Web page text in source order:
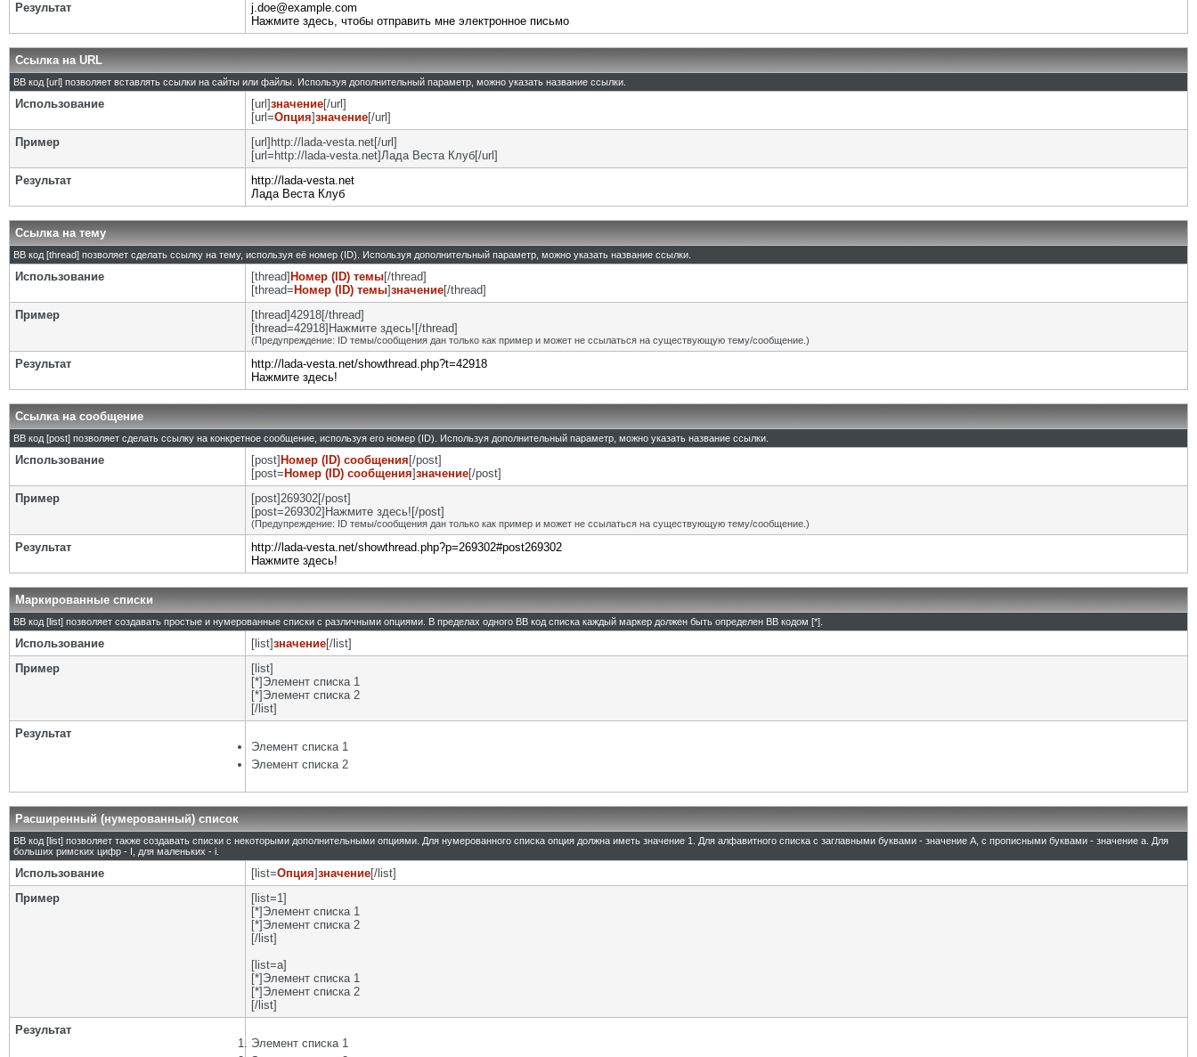
Результат
j.doe@example.com
Нажмите здесь, чтобы отправить мне электронное письмо
Ссылка на URL
BB код [url] позволяет вставлять ссылки на сайты или файлы. Используя дополнительный параметр, можно указать название ссылки.
Использование [url]значение[/url]
[url=Опция]значение[/url]
Пример
[url]http://lada-vesta.net[/url]
[url=http://lada-vesta.net]Лада Веста Клуб[/url]
Результат
http://lada-vesta.net
Лада Веста Клуб
Ссылка на тему
BB код [thread] позволяет сделать ссылку на тему, используя её номер (ID). Используя дополнительный параметр, можно указать название ссылки.
Использование [thread] Номер (ID) темы[/thread]
[thread= Номер (ID) темы]значение[/thread]
Пример
[thread]42918[/thread]
[thread=42918]Нажмите здесь![/thread]
(Предупреждение: ID темы/сообщения дан только как пример и может не ссылаться на существующую тему/сообщение.)
Результат
http://lada-vesta.net/showthread.php?t=42918
Нажмите здесь!
Ссылка на сообщение
BB код [post] позволяет сделать ссылку на конкретное сообщение, используя его номер (ID). Используя дополнительный параметр, можно указать название ссылки.
Использование [post] Номер (ID) сообщения [/post]
[post= Номер (ID) сообщения]значение[/post]
Пример
[post]269302[/post]
[post=269302]Нажмите здесь![/post]
(Предупреждение: ID темы/сообщения дан только как пример и может не ссылаться на существующую тему/сообщение.)
Результат
http://lada-vesta.net/showthread.php?p=269302#post269302
Нажмите здесь!
Маркированные списки
BB код [list] позволяет создавать простые и нумерованные списки с различными опциями. В пределах одного BB код списка каждый маркер должен быть определен BB кодом [*].
Использование [list]значение[/list]
Пример
[list]
[*]Элемент списка 1
[*]Элемент списка 2
[/list]
Результат
Элемент списка 1
Элемент списка 2
Расширенный (нумерованный) список
BB код [list] позволяет также создавать списки с некоторыми дополнительными опциями. Для нумерованного списка опция должна иметь значение 1. Для алфавитного списка с заглавными буквами - значение A, с прописными буквами - значение а. Для
больших римских цифр - I, для маленьких - i.
Использование [list=Опция]значение[/list]
Пример
[list=1]
[*]Элемент списка 1
[*]Элемент списка 2
[/list]
[list=a]
[*]Элемент списка 1
[*]Элемент списка 2
[/list]
Результат
Элемент списка 1